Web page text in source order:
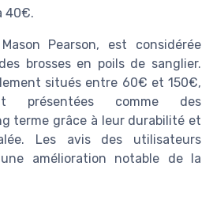
40€.
Pearson, est considérée
brosses en poils de sanglier.
situés entre 60€ et 150€,
présentées comme des
terme grâce à leur durabilité et
Les avis des utilisateurs
amélioration notable de la